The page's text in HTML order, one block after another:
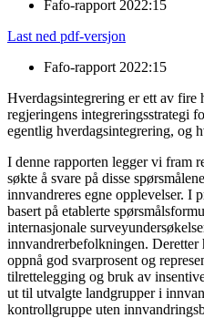
Fafo-rapport 2022:15
Last ned pdf-versjon
Fafo-rapport 2022:15
Hverdagsintegrering er ett av fire
regjeringens integreringsstrategi
egentlig hverdagsintegrering, og
I denne rapporten legger vi fram
søkte å svare på disse
innvandreres egne opplevelser. I
basert på etablerte
internasjonale
innvandrerbefolkningen.
oppnå god svarprosent og
tilrettelegging og bruk av
ut til utvalgte landgrupper i
kontrollgruppe uten